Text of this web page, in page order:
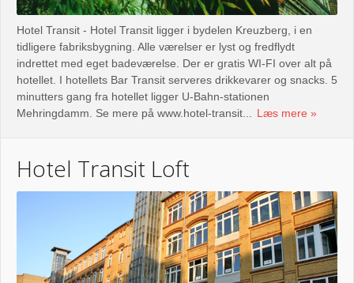
Hotel Transit - Hotel Transit ligger i bydelen Kreuzberg, i en
tidligere fabriksbygning. Alle værelser er lyst og fredflydt
indrettet med eget badeværelse. Der er gratis WI-FI over alt på
hotellet. I hotellets Bar Transit serveres drikkevarer og snacks. 5
minutters gang fra hotellet ligger U-Bahn-stationen
Mehringdamm. Se mere på www.hotel-transit... Læs mere
Hotel Transit Loft